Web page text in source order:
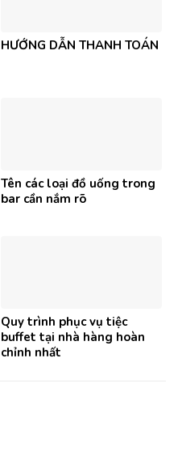
HƯỚNG DẪN THANH TOÁN
Tên các loại đồ uống trong
bar cần nắm rõ
Quy trình phục vụ tiệc
buffet tại nhà hàng hoàn
chỉnh nhất